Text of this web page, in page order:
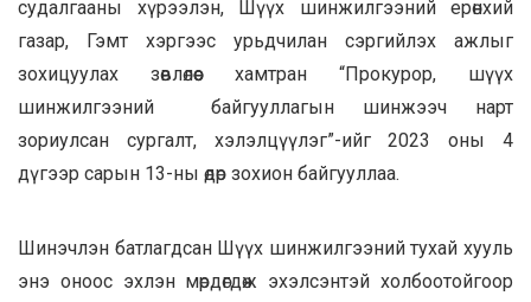
судалгааны хүрээлэн, Шүүх шинжилгээний ерөнхий
газар, Гэмт хэргээс урьдчилан сэргийлэх ажлыг
зохицуулах зөвлөлөөс хамтран “Прокурор, шүүх
шинжилгээний байгууллагын шинжээч нарт
зориулсан сургалт, хэлэлцүүлэг”-ийг 2023 оны 4
дүгээр сарын 13-ны өдөр зохион байгууллаа.
Шинэчлэн батлагдсан Шүүх шинжилгээний тухай хууль
энэ оноос эхлэн мөрдөгдөж эхэлсэнтэй холбоотойгоор